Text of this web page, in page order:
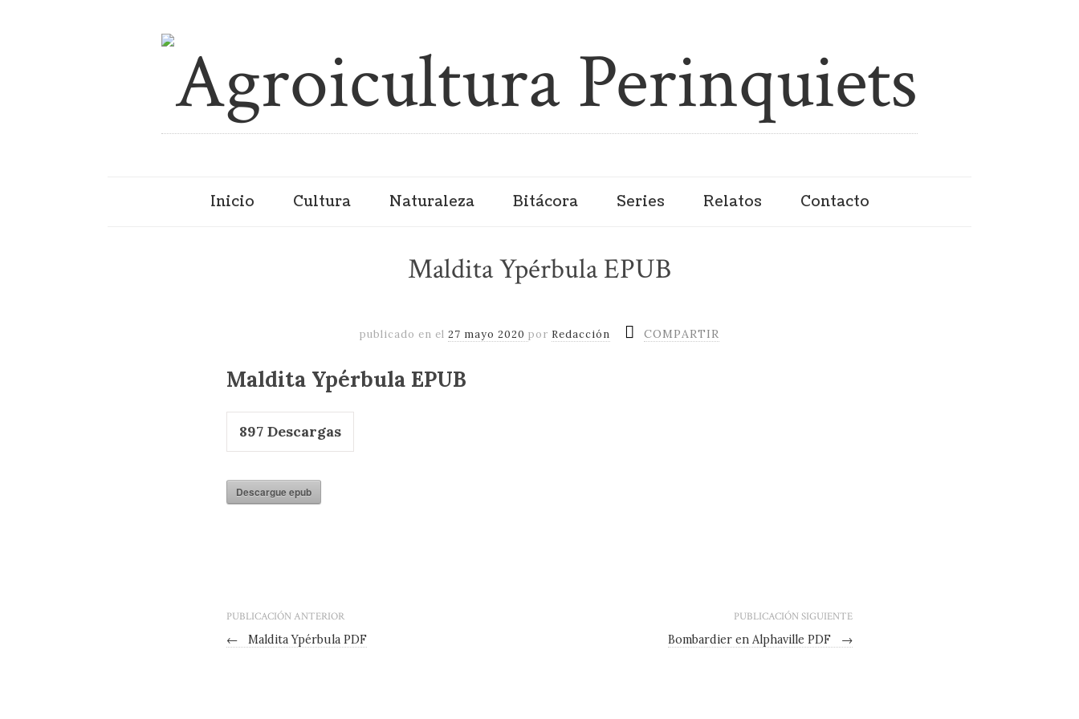
Inicio Cultura Naturaleza Bitácora Series Relatos Contacto
Maldita Ypérbula EPUB
publicado en el 27 mayo 2020 por Redacción COMPARTIR
Maldita Ypérbula EPUB
897 Descargas
Descargue epub
PUBLICACIÓN ANTERIOR
← Maldita Ypérbula PDF
PUBLICACIÓN SIGUIENTE
Bombardier en Alphaville PDF →